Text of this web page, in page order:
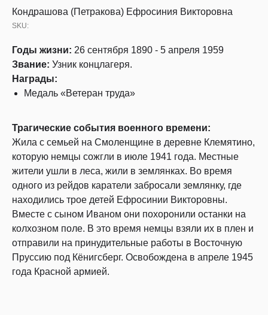
Кондрашова (Петракова) Ефросиния Викторовна
SKU:
Годы жизни: 26 сентября 1890 - 5 апреля 1959
Звание: Узник концлагеря.
Награды:
Медаль «Ветеран труда»
Трагические события военного времени:
Жила с семьей на Смоленщине в деревне Клемятино,
которую немцы сожгли в июле 1941 года. Местные
жители ушли в леса, жили в землянках. Во время
одного из рейдов каратели забросали землянку, где
находились трое детей Ефросинии Викторовны.
Вместе с сыном Иваном они похоронили останки на
колхозном поле. В это время немцы взяли их в плен и
отправили на принудительные работы в Восточную
Пруссию под Кёнигсберг. Освобождена в апреле 1945
года Красной армией.